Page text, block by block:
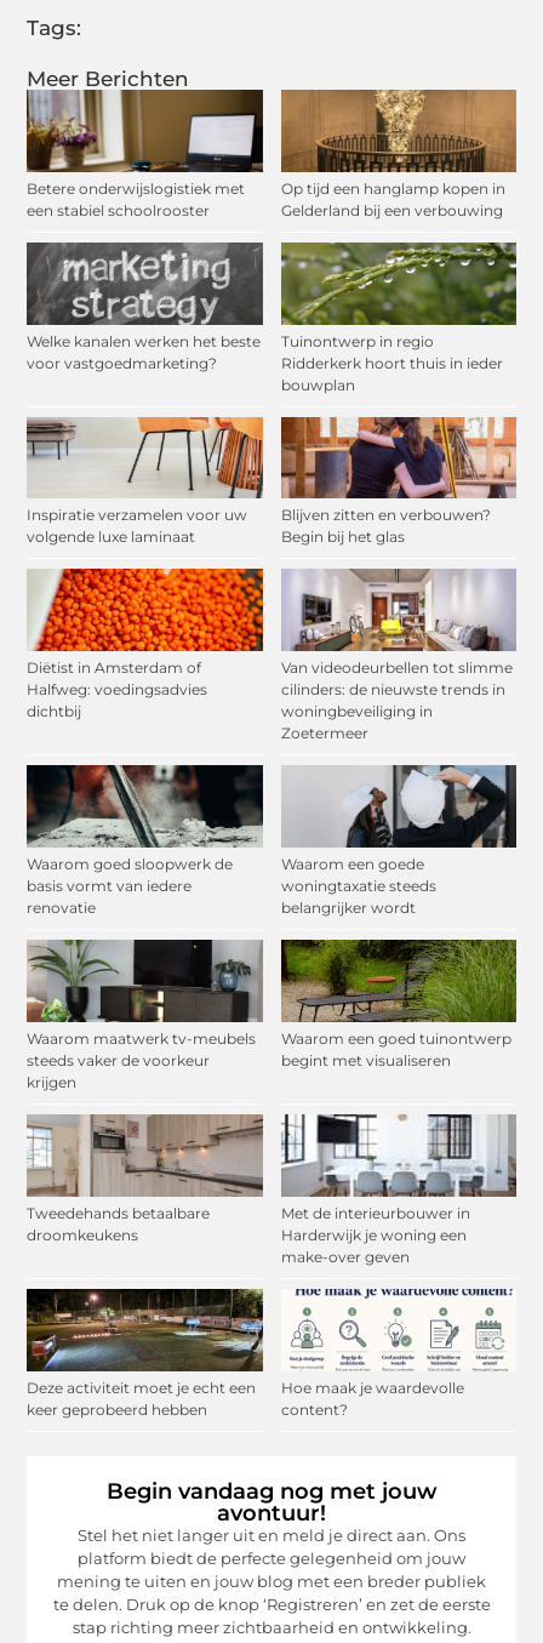
Meer Berichten
Betere onderwijslogistiek met
een stabiel schoolrooster
Op tijd een hanglamp kopen in
Gelderland bij een verbouwing
Welke kanalen werken het beste
voor vastgoedmarketing?
Tuinontwerp in regio
Ridderkerk hoort thuis in ieder
bouwplan
Inspiratie verzamelen voor uw
volgende luxe laminaat
Blijven zitten en verbouwen?
Begin bij het glas
Diëtist in Amsterdam of
Halfweg: voedingsadvies
dichtbij
Van videodeurbellen tot slimme
cilinders: de nieuwste trends in
woningbeveiliging in
Zoetermeer
Waarom goed sloopwerk de
basis vormt van iedere
renovatie
Waarom een goede
woningtaxatie steeds
belangrijker wordt
Waarom maatwerk tv-meubels
steeds vaker de voorkeur
krijgen
Waarom een goed tuinontwerp
begint met visualiseren
Tweedehands betaalbare
droomkeukens
Met de interieurbouwer in
Harderwijk je woning een
make-over geven
Deze activiteit moet je echt een
keer geprobeerd hebben
Hoe maak je waardevolle
content?
Begin vandaag nog met jouw
avontuur!
Stel het niet langer uit en meld je direct aan. Ons
platform biedt de perfecte gelegenheid om jouw
mening te uiten en jouw blog met een breder publiek
te delen. Druk op de knop ‘Registreren’ en zet de eerste
stap richting meer zichtbaarheid en ontwikkeling.
Tags: